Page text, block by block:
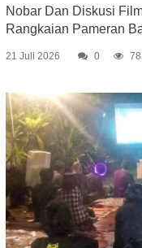
Nobar Dan Diskusi
Rangkaian Pameran
21 Juli 2026 0 78